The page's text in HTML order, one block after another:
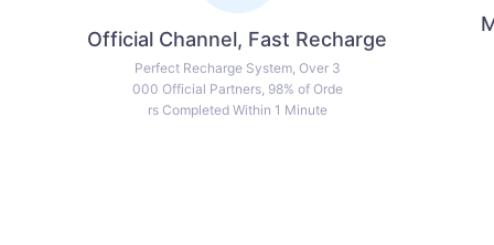
Official Channel, Fast Recharge
Perfect Recharge System, Over 3
000 Official Partners, 98% of Orde
rs Completed Within 1 Minute